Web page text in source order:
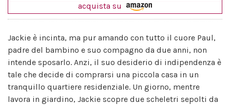
acquista su
Jackie è incinta, ma pur amando con tutto il cuore Paul,
padre del bambino e suo compagno da due anni, non
intende sposarlo. Anzi, il suo desiderio di indipendenza è
tale che decide di comprarsi una piccola casa in un
tranquillo quartiere residenziale. Un giorno, mentre
lavora in giardino, Jackie scopre due scheletri sepolti da